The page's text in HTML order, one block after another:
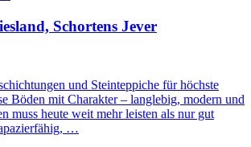
Schortens Jever
und Steinteppiche für höchste
Böden mit Charakter – langlebig, modern und
muss heute weit mehr leisten als nur gut
…